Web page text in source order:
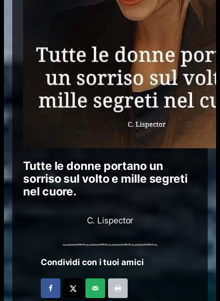
Tutte le donne portano un
sorriso sul volto e mille segreti
nel cuore.
C. Lispector
Condividi con i tuoi amici